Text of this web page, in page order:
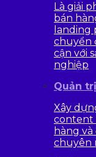
Là giải
bán
landing
chuyển
cận với
nghiệp
Quản
Xây
content
hàng
chuyên